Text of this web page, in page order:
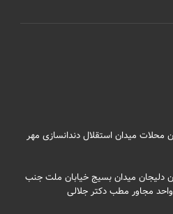
محلات میدان استقلال دندانسازی مهر
دلیجان میدان بسیج خیابان ملت جنب